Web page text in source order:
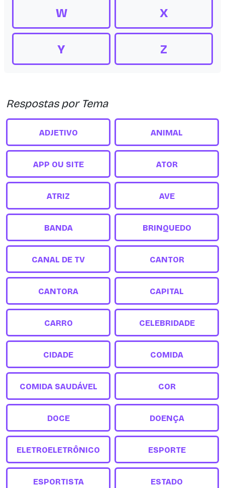
W X
Y Z
Respostas por Tema
ADJETIVO ANIMAL
APP OU SITE ATOR
ATRIZ AVE
BANDA BRINQUEDO
CANAL DE TV CANTOR
CANTORA CAPITAL
CARRO CELEBRIDADE
CIDADE COMIDA
COMIDA SAUDÁVEL COR
DOCE DOENÇA
ELETROELETRÔNICO ESPORTE
ESPORTISTA ESTADO